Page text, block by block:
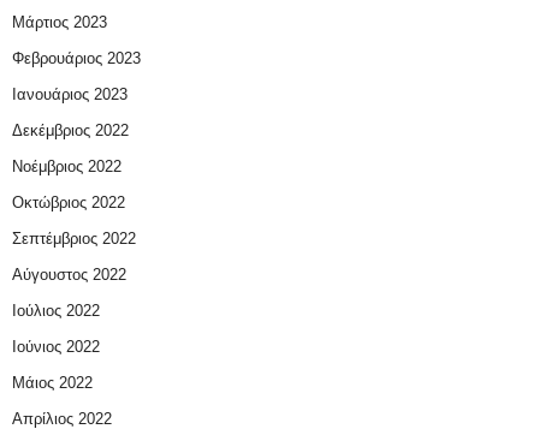
Μάρτιος 2023
Φεβρουάριος 2023
Ιανουάριος 2023
Δεκέμβριος 2022
Νοέμβριος 2022
Οκτώβριος 2022
Σεπτέμβριος 2022
Αύγουστος 2022
Ιούλιος 2022
Ιούνιος 2022
Μάιος 2022
Απρίλιος 2022